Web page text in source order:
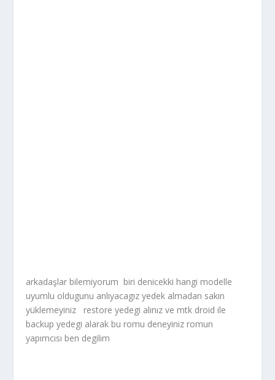
arkadaşlar bilemiyorum biri denicekki hangi modelle
uyumlu oldugunu anlıyacagız yedek almadan sakın
yüklemeyiniz restore yedegi alınız ve mtk droid ile
backup yedegi alarak bu romu deneyiniz romun
yapımcısı ben degilim